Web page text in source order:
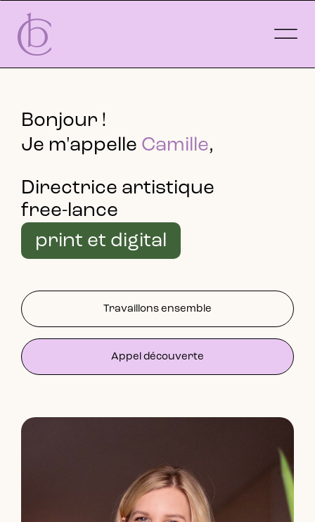
Bonjour !
Je m'appelle Camille,
Directrice artistique
free-lance
print et digital
Travaillons ensemble
Appel découverte